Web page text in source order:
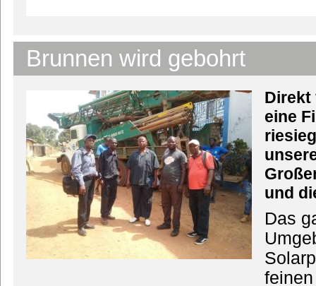
Brunnen wird gebohrt
Direkt
eine
und
Das